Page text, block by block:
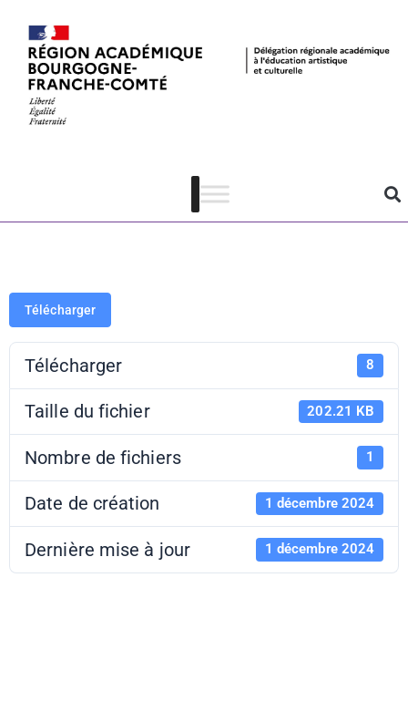
Court polar –
Formulaire
d’inscription
Télécharger
Télécharger 8
Taille du fichier 202.21 KB
Nombre de fichiers 1
Date de création 1 décembre 2024
Dernière mise à jour 1 décembre 2024